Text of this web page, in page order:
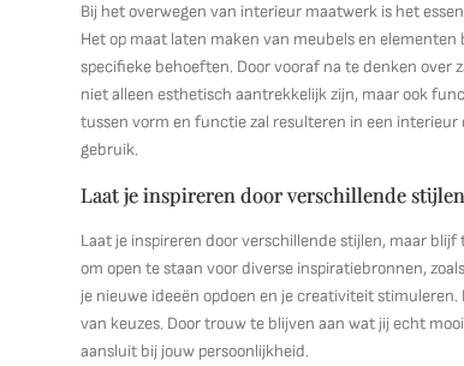
Bij het overwegen van interieur maatwerk is het
Het op maat laten maken van meubels en
specifieke behoeften. Door vooraf na te denken over
niet alleen esthetisch aantrekkelijk zijn, maar ook
tussen vorm en functie zal resulteren in een
gebruik.
Laat je inspireren door verschillende
Laat je inspireren door verschillende stijlen, maar
om open te staan voor diverse inspiratiebronnen,
je nieuwe ideeën opdoen en je creativiteit
van keuzes. Door trouw te blijven aan wat jij echt
aansluit bij jouw persoonlijkheid.